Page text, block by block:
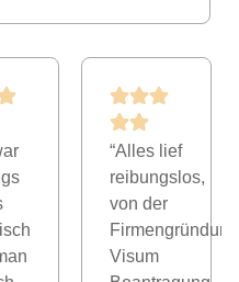
“Alles lief
reibungslos,
von der
Visum